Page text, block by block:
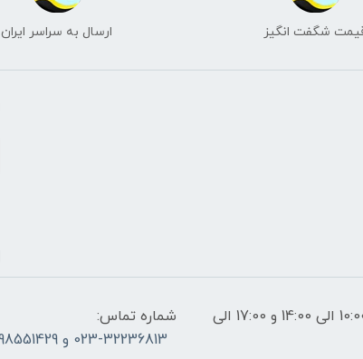
شگفت انگیز ارسال به سراسر ایران
ساعات پاسخگویی: فقط روزهای غیر تعطیل از ساعت 10:00 الی 14:00 و 17:00 الی
شماره تماس:
023-32236813 و 09198551429